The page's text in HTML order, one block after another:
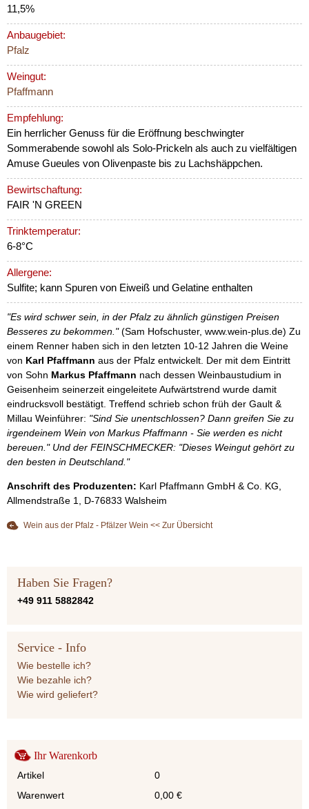
11,5%
Anbaugebiet:
Pfalz
Weingut:
Pfaffmann
Empfehlung:
Ein herrlicher Genuss für die Eröffnung beschwingter
Sommerabende sowohl als Solo-Prickeln als auch zu vielfältigen
Amuse Gueules von Olivenpaste bis zu Lachshäppchen.
Bewirtschaftung:
FAIR 'N GREEN
Trinktemperatur:
6-8°C
Allergene:
Sulfite; kann Spuren von Eiweiß und Gelatine enthalten
"Es wird schwer sein, in der Pfalz zu ähnlich günstigen Preisen
Besseres zu bekommen."(Sam Hofschuster, www.wein-plus.de) Zu
einem Renner haben sich in den letzten 10-12 Jahren die Weine
von Karl Pfaffmann aus der Pfalz entwickelt. Der mit dem Eintritt
von Sohn Markus Pfaffmann nach dessen Weinbaustudium in
Geisenheim seinerzeit eingeleitete Aufwärtstrend wurde damit
eindrucksvoll bestätigt. Treffend schrieb schon früh der Gault &
Millau Weinführer: "Sind Sie unentschlossen? Dann greifen Sie zu
irgendeinem Wein von Markus Pfaffmann - Sie werden es nicht
bereuen." Und der FEINSCHMECKER: "Dieses Weingut gehört zu
den besten in Deutschland."
Anschrift des Produzenten: Karl Pfaffmann GmbH & Co. KG,
Allmendstraße 1, D-76833 Walsheim
Wein aus der Pfalz - Pfälzer Wein << Zur Übersicht
Haben Sie Fragen?
+49 911 5882842
Service - Info
Wie bestelle ich?
Wie bezahle ich?
Wie wird geliefert?
Ihr Warenkorb
Artikel
0
Warenwert
0,00 €